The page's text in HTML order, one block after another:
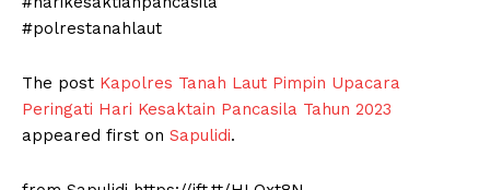
#polrestanahlaut
The post Kapolres Tanah Laut Pimpin Upacara
Peringati Hari Kesaktain Pancasila Tahun 2023
appeared first on Sapulidi.